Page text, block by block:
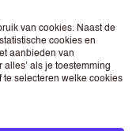
ons én voor
een foto opnemen
negatieve
opneemt in je CV dan
van cookies. Naast de
cookies en
aanbieden van
als je toestemming
te selecteren welke cookies